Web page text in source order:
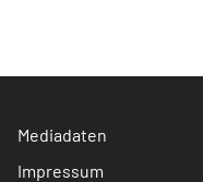
Mediadaten
Impressum